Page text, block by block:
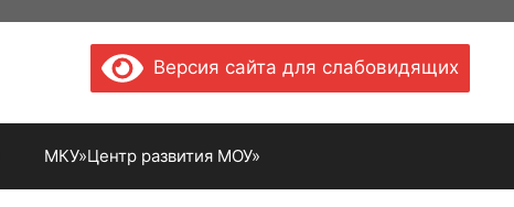
Версия сайта для слабовидящих
МКУ»Центр развития МОУ»